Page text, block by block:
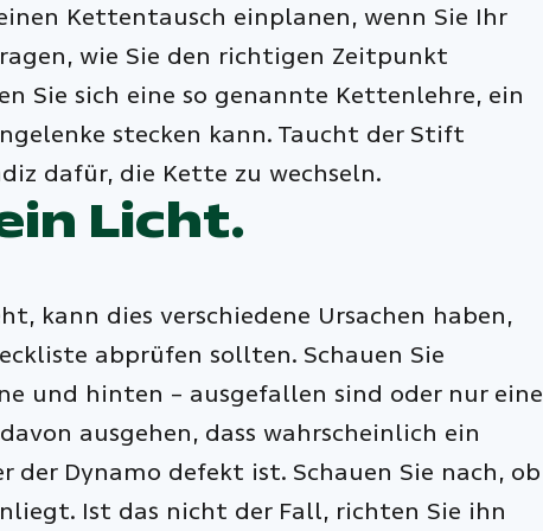
Kettentausch einplanen, wenn Sie Ihr
wie Sie den richtigen Zeitpunkt
Sie sich eine so genannte Kettenlehre, ein
stecken kann. Taucht der Stift
dafür, die Kette zu wechseln.
Licht.
kann dies verschiedene Ursachen haben,
abprüfen sollten. Schauen Sie
und hinten – ausgefallen sind oder nur eine
ausgehen, dass wahrscheinlich ein
der Dynamo defekt ist. Schauen Sie nach, ob
Ist das nicht der Fall, richten Sie ihn